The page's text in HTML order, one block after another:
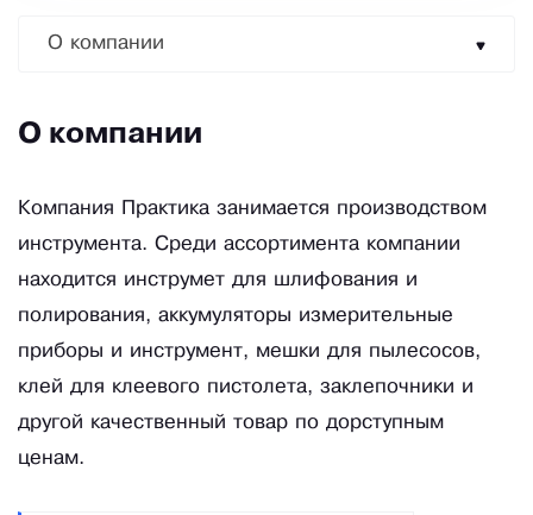
О компании
О компании
Компания Практика занимается производством
инструмента. Среди ассортимента компании
находится инструмет для шлифования и
полирования, аккумуляторы измерительные
приборы и инструмент, мешки для пылесосов,
клей для клеевого пистолета, заклепочники и
другой качественный товар по дорступным
ценам.